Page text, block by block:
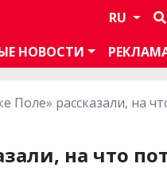
RU
НОВОСТИ
рассказали, на
на что